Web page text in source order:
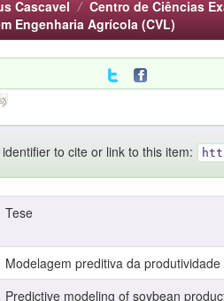
Cascavel Centro de Ciências
Engenharia Agrícola (CVL)
to cite or link to this item:
Tese
Modelagem preditiva da
Predictive modeling of soybean